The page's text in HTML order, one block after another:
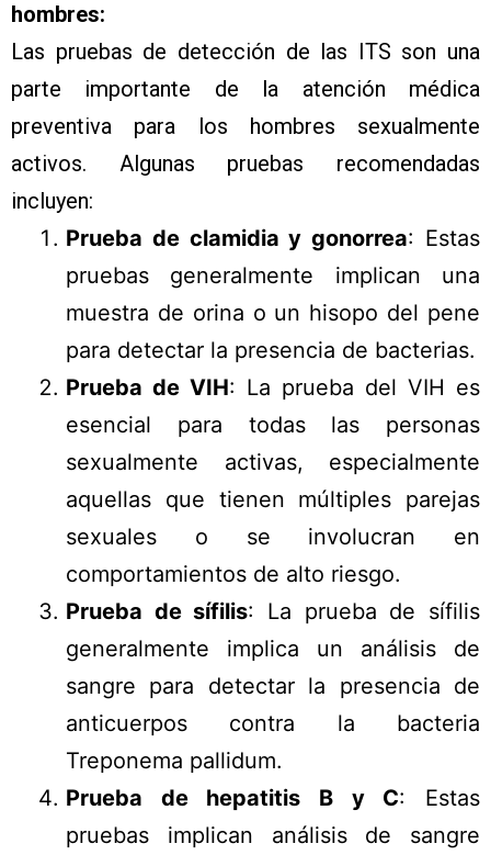
hombres:
Las pruebas de detección de las ITS son una
parte importante de la atención médica
preventiva para los hombres sexualmente
activos. Algunas pruebas recomendadas
incluyen:
Prueba de clamidia y gonorrea: Estas
pruebas generalmente implican una
muestra de orina o un hisopo del pene
para detectar la presencia de bacterias.
Prueba de VIH: La prueba del VIH es
esencial para todas las personas
sexualmente activas, especialmente
aquellas que tienen múltiples parejas
sexuales o se involucran en
comportamientos de alto riesgo.
Prueba de sífilis: La prueba de sífilis
generalmente implica un análisis de
sangre para detectar la presencia de
anticuerpos contra la bacteria
Treponema pallidum.
Prueba de hepatitis B y C: Estas
pruebas implican análisis de sangre